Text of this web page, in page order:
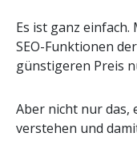
Es ist ganz einfach.
SEO-Funktionen
günstigeren Preis
Aber nicht nur das,
verstehen und